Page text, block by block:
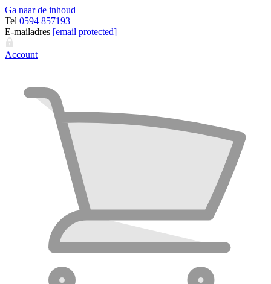
Ga naar de inhoud
Tel 0594 857193
E-mailadres [email protected]
Account